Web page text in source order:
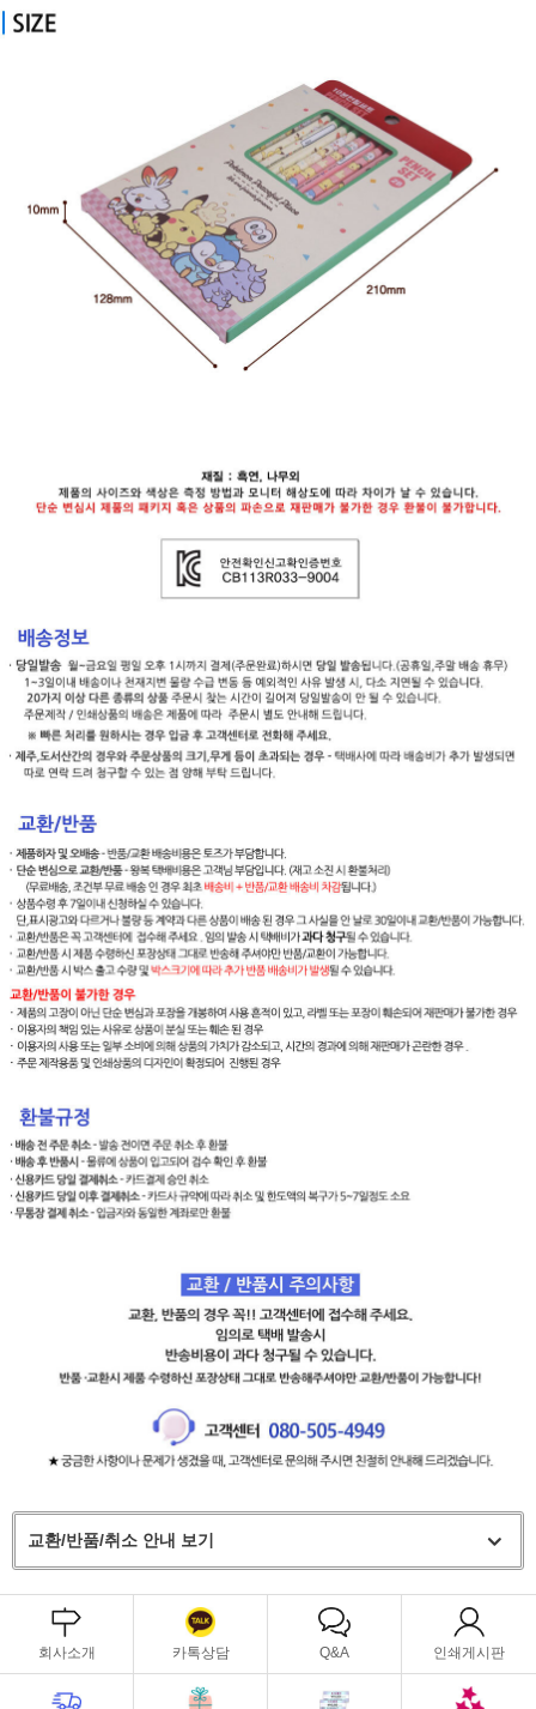
교환/반품/취소 안내 보기
회사소개 카톡상담 Q&A 인쇄게시판